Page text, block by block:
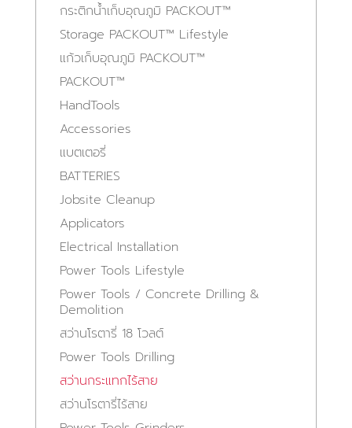
กระติกน้ำเก็บอุณภูมิ PACKOUT™
Storage PACKOUT™ Lifestyle
แก้วเก็บอุณภูมิ PACKOUT™
PACKOUT™
HandTools
Accessories
แบตเตอรี่
BATTERIES
Jobsite Cleanup
Applicators
Electrical Installation
Power Tools Lifestyle
Power Tools / Concrete Drilling &
Demolition
สว่านโรตารี่ 18 โวลต์
Power Tools Drilling
สว่านกระแทกไร้สาย
สว่านโรตารี่ไร้สาย